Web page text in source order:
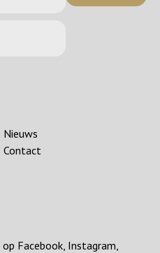
Nieuws
Contact
op Facebook, Instagram,